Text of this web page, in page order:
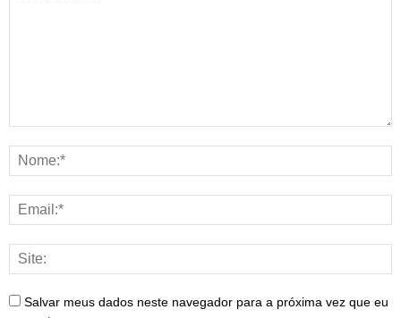
Salvar meus dados neste navegador para a próxima vez que eu